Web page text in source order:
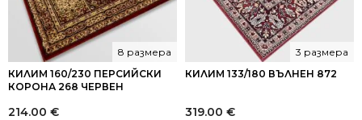
КИЛИМ 160/230 ПЕРСИЙСКИ
КОРОНА 268 ЧЕРВЕН
8 размера
214.00 €
КИЛИМ 133/180 ВЪЛНЕН 872
3 размера
319.00 €